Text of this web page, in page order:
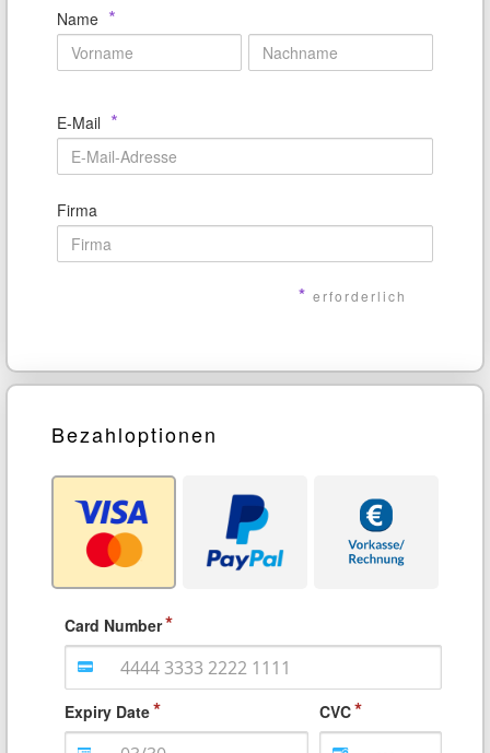
Name *
E-Mail *
Firma
* erforderlich
Bezahloptionen
Card Number
Expiry Date CVC